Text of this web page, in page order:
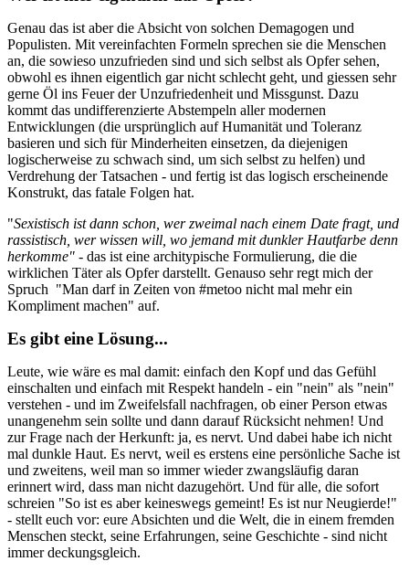
Genau das ist aber die Absicht von solchen Demagogen und
Populisten. Mit vereinfachten Formeln sprechen sie die Menschen
an, die sowieso unzufrieden sind und sich selbst als Opfer sehen,
obwohl es ihnen eigentlich gar nicht schlecht geht, und giessen sehr
gerne Öl ins Feuer der Unzufriedenheit und Missgunst. Dazu
kommt das undifferenzierte Abstempeln aller modernen
Entwicklungen (die ursprünglich auf Humanität und Toleranz
basieren und sich für Minderheiten einsetzen, da diejenigen
logischerweise zu schwach sind, um sich selbst zu helfen) und
Verdrehung der Tatsachen - und fertig ist das logisch erscheinende
Konstrukt, das fatale Folgen hat.
"Sexistisch ist dann schon, wer zweimal nach einem Date fragt, und
rassistisch, wer wissen will, wo jemand mit dunkler Hautfarbe denn
herkomme" - das ist eine architypische Formulierung, die die
wirklichen Täter als Opfer darstellt. Genauso sehr regt mich der
Spruch "Man darf in Zeiten von #metoo nicht mal mehr ein
Kompliment machen" auf.
Es gibt eine Lösung...
Leute, wie wäre es mal damit: einfach den Kopf und das Gefühl
einschalten und einfach mit Respekt handeln - ein "nein" als "nein"
verstehen - und im Zweifelsfall nachfragen, ob einer Person etwas
unangenehm sein sollte und dann darauf Rücksicht nehmen! Und
zur Frage nach der Herkunft: ja, es nervt. Und dabei habe ich nicht
mal dunkle Haut. Es nervt, weil es erstens eine persönliche Sache ist
und zweitens, weil man so immer wieder zwangsläufig daran
erinnert wird, dass man nicht dazugehört. Und für alle, die sofort
schreien "So ist es aber keineswegs gemeint! Es ist nur Neugierde!"
- stellt euch vor: eure Absichten und die Welt, die in einem fremden
Menschen steckt, seine Erfahrungen, seine Geschichte - sind nicht
immer deckungsgleich.